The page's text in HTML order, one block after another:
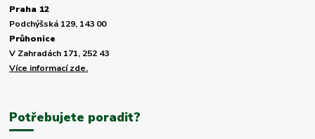
Praha 12
Podchýšská 129, 143 00
Průhonice
V Zahradách 171, 252 43
Více informací zde.
Potřebujete poradit?